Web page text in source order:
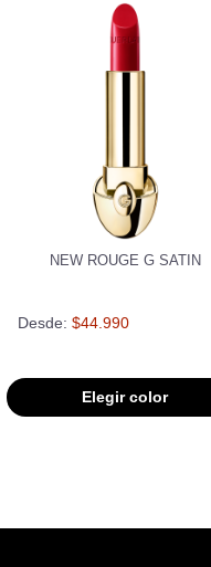
NEW ROUGE G SATIN
Desde: $44.990
Elegir color